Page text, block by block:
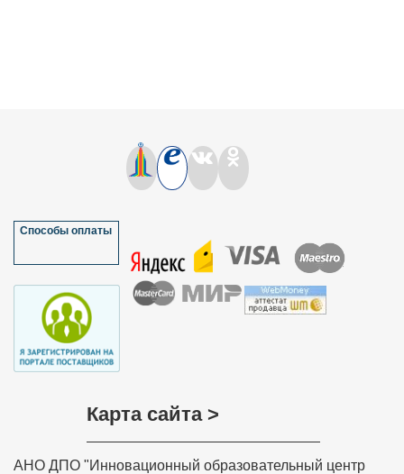
Способы оплаты
Карта сайта >
АНО ДПО "Инновационный образовательный центр